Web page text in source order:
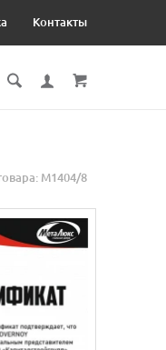
Контакты
М1404/8